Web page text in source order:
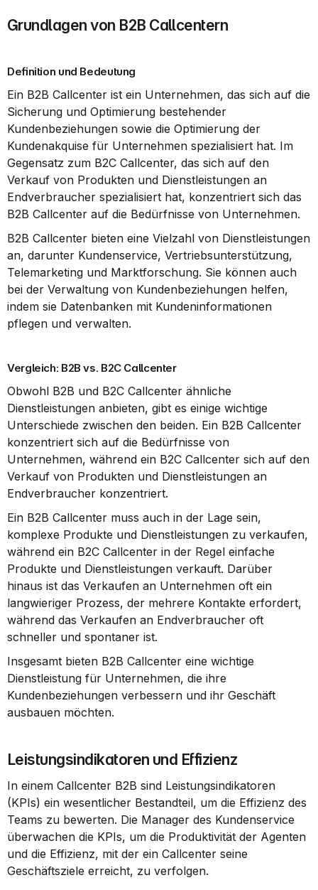
Grundlagen von B2B Callcentern
Definition und Bedeutung
Ein B2B Callcenter ist ein Unternehmen, das sich auf die
Sicherung und Optimierung bestehender
Kundenbeziehungen sowie die Optimierung der
Kundenakquise für Unternehmen spezialisiert hat. Im
Gegensatz zum B2C Callcenter, das sich auf den
Verkauf von Produkten und Dienstleistungen an
Endverbraucher spezialisiert hat, konzentriert sich das
B2B Callcenter auf die Bedürfnisse von Unternehmen.
B2B Callcenter bieten eine Vielzahl von Dienstleistungen
an, darunter Kundenservice, Vertriebsunterstützung,
Telemarketing und Marktforschung. Sie können auch
bei der Verwaltung von Kundenbeziehungen helfen,
indem sie Datenbanken mit Kundeninformationen
pflegen und verwalten.
Vergleich: B2B vs. B2C Callcenter
Obwohl B2B und B2C Callcenter ähnliche
Dienstleistungen anbieten, gibt es einige wichtige
Unterschiede zwischen den beiden. Ein B2B Callcenter
konzentriert sich auf die Bedürfnisse von
Unternehmen, während ein B2C Callcenter sich auf den
Verkauf von Produkten und Dienstleistungen an
Endverbraucher konzentriert.
Ein B2B Callcenter muss auch in der Lage sein,
komplexe Produkte und Dienstleistungen zu verkaufen,
während ein B2C Callcenter in der Regel einfache
Produkte und Dienstleistungen verkauft. Darüber
hinaus ist das Verkaufen an Unternehmen oft ein
langwieriger Prozess, der mehrere Kontakte erfordert,
während das Verkaufen an Endverbraucher oft
schneller und spontaner ist.
Insgesamt bieten B2B Callcenter eine wichtige
Dienstleistung für Unternehmen, die ihre
Kundenbeziehungen verbessern und ihr Geschäft
ausbauen möchten.
Leistungsindikatoren und Effizienz
In einem Callcenter B2B sind Leistungsindikatoren
(KPIs) ein wesentlicher Bestandteil, um die Effizienz des
Teams zu bewerten. Die Manager des Kundenservice
überwachen die KPIs, um die Produktivität der Agenten
und die Effizienz, mit der ein Callcenter seine
Geschäftsziele erreicht, zu verfolgen.